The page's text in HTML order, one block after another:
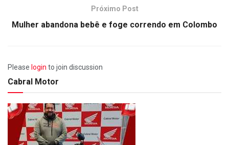
Próximo Post
Mulher abandona bebê e foge correndo em Colombo
Please login to join discussion
Cabral Motor